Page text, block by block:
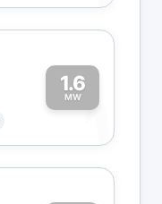
1.6
MW1